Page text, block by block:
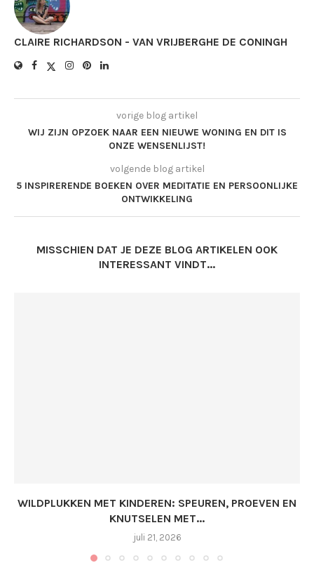
CLAIRE RICHARDSON - VAN VRIJBERGHE DE CONINGH
vorige blog artikel
WIJ ZIJN OPZOEK NAAR EEN NIEUWE WONING EN DIT IS
ONZE WENSENLIJST!
volgende blog artikel
5 INSPIRERENDE BOEKEN OVER MEDITATIE EN PERSOONLIJKE
ONTWIKKELING
MISSCHIEN DAT JE DEZE BLOG ARTIKELEN OOK
INTERESSANT VINDT...
WILDPLUKKEN MET KINDEREN: SPEUREN, PROEVEN EN
KNUTSELEN MET...
juli 21, 2026